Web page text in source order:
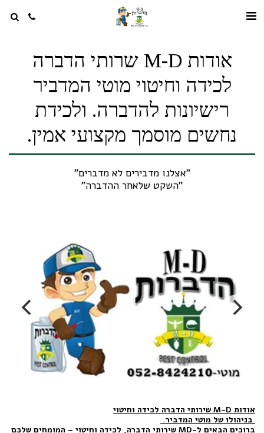
אודות M-D שרותי הדברה
לכידה וחיטוי מוטי המדביר
רישיונות להדברה. ולכידת
נחשים מוסמך מקצועי אמין.
"השקט שלאחר ההדברה"
אודות M-D שירותי הדברה לכידה וחיטוי
בניהולו של מוטי המדביר.
ברוכים הבאים ל-MD שירותי הדברה, לכידה וחיטוי – המומחים שלכם